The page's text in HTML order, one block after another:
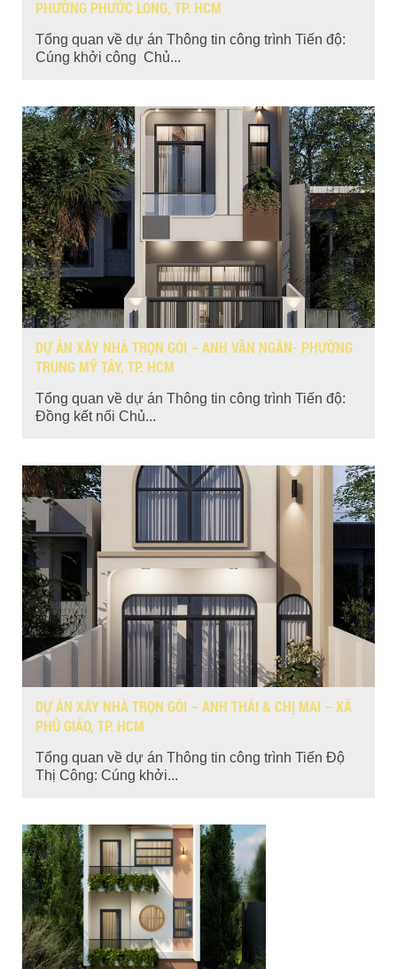
PHƯỜNG PHƯỚC LONG, TP. HCM
Tổng quan về dự án Thông tin công trình Tiến độ:
Cúng khởi công Chủ...
DỰ ÁN XÂY NHÀ TRỌN GÓI – ANH VĂN NGÂN- PHƯỜNG
TRUNG MỸ TÂY, TP. HCM
Tổng quan về dự án Thông tin công trình Tiến độ:
Đồng kết nối Chủ...
DỰ ÁN XÂY NHÀ TRỌN GÓI – ANH THÁI & CHỊ MAI – XÃ
PHÚ GIÁO, TP. HCM
Tổng quan về dự án Thông tin công trình Tiến Độ
Thị Công: Cúng khởi...